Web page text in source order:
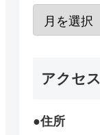
アクセス
●住所